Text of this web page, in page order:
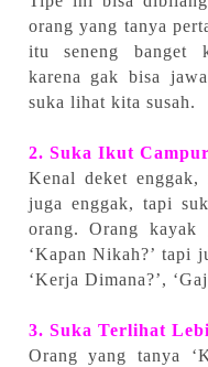
orang yang tanya
itu seneng banget
karena gak bisa
suka lihat kita susah.
2. Suka Ikut
Kenal deket enggak,
juga enggak, tapi
orang. Orang kayak
‘Kapan Nikah?’ tapi
‘Kerja Dimana?’,
3. Suka Terlihat
Orang yang tanya